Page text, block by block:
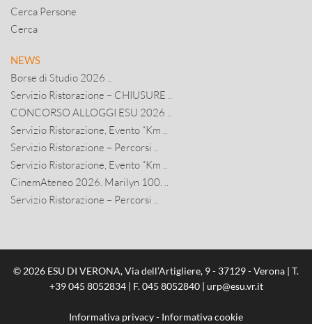
Cerca Persone
Cerca
NEWS
Borse di Studio 2026 ..
Servizio Ristorazione – CHIUSURE ..
CONCORSO ALLOGGI ESU 2026 ..
Servizio Ristorazione, Evento “Km ..
Servizio Ristorazione – Percorsi ..
Servizio Ristorazione, Evento “Km ..
CinemAteneo 2026. Marilyn 100. ..
Servizio Ristorazione – Percorsi ..
© 2026 ESU DI VERONA, Via dell’Artigliere, 9 - 37129 - Verona | T.
+39 045 8052834| F. 045 8052840 | urp@esu.vr.it
Informativa privacy- Informativa cookie